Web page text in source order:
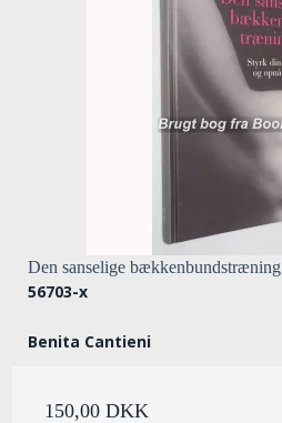
Den sanselige bækkenbundstræning
56703-x
Benita Cantieni
150,00 DKK